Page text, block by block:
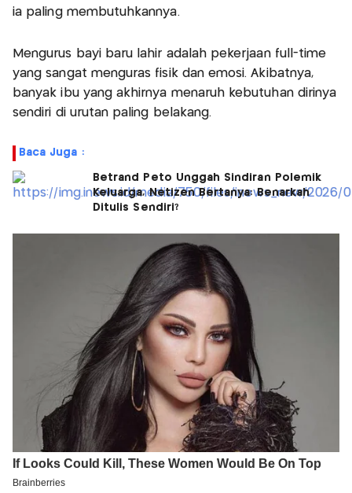
ia paling membutuhkannya.
Mengurus bayi baru lahir adalah pekerjaan full-time
yang sangat menguras fisik dan emosi. Akibatnya,
banyak ibu yang akhirnya menaruh kebutuhan dirinya
sendiri di urutan paling belakang.
Baca Juga :
Betrand Peto Unggah Sindiran Polemik
Keluarga, Netizen Bertanya: Benarkah
Ditulis Sendiri?